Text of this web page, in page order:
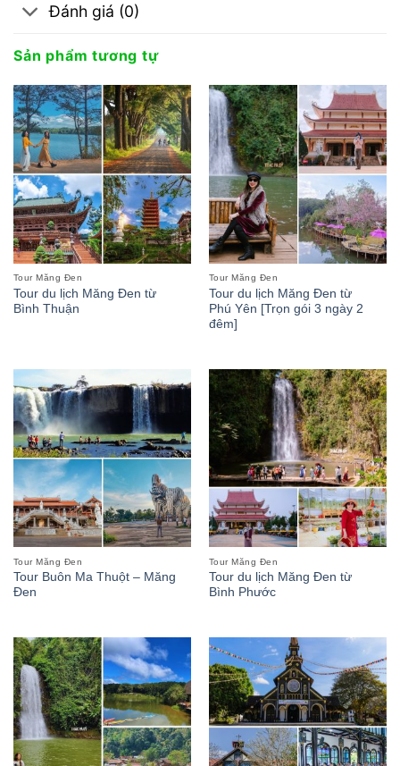
Đánh giá (0)
Sản phẩm tương tự
Tour Măng Đen
Tour du lịch Măng Đen từ
Bình Thuận
Tour Măng Đen
Tour du lịch Măng Đen từ
Phú Yên [Trọn gói 3 ngày 2
đêm]
Tour Măng Đen
Tour Buôn Ma Thuột – Măng
Đen
Tour Măng Đen
Tour du lịch Măng Đen từ
Bình Phước